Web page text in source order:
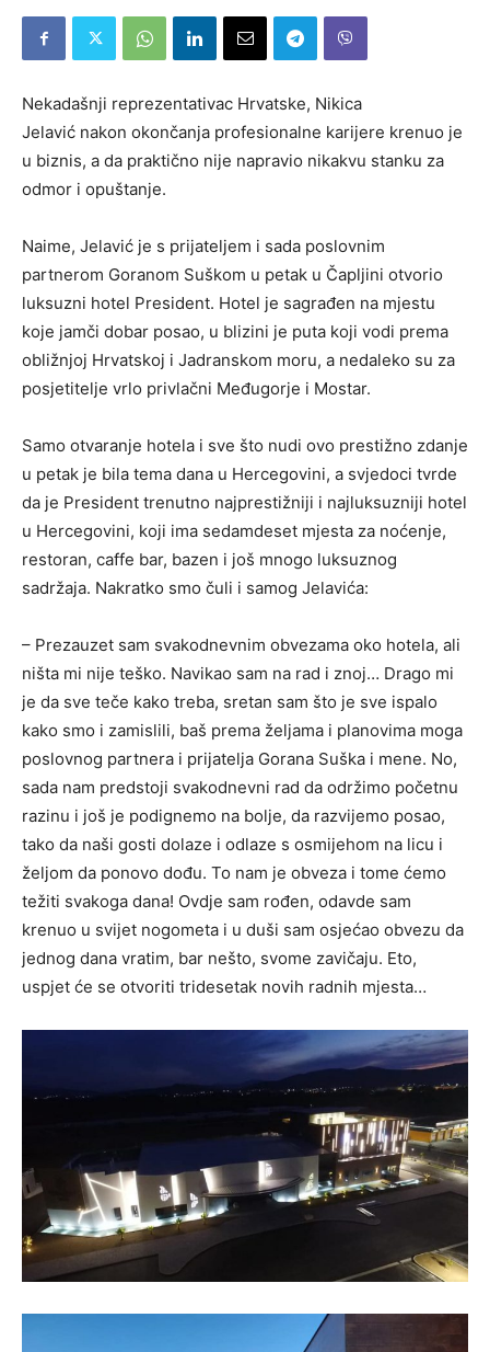
Nekadašnji reprezentativac Hrvatske, Nikica
Jelavić nakon okončanja profesionalne karijere krenuo je
u biznis, a da praktično nije napravio nikakvu stanku za
odmor i opuštanje.
Naime, Jelavić je s prijateljem i sada poslovnim
partnerom Goranom Suškom u petak u Čapljini otvorio
luksuzni hotel President. Hotel je sagrađen na mjestu
koje jamči dobar posao, u blizini je puta koji vodi prema
obližnjoj Hrvatskoj i Jadranskom moru, a nedaleko su za
posjetitelje vrlo privlačni Međugorje i Mostar.
Samo otvaranje hotela i sve što nudi ovo prestižno zdanje
u petak je bila tema dana u Hercegovini, a svjedoci tvrde
da je President trenutno najprestižniji i najluksuzniji hotel
u Hercegovini, koji ima sedamdeset mjesta za noćenje,
restoran, caffe bar, bazen i još mnogo luksuznog
sadržaja. Nakratko smo čuli i samog Jelavića:
– Prezauzet sam svakodnevnim obvezama oko hotela, ali
ništa mi nije teško. Navikao sam na rad i znoj… Drago mi
je da sve teče kako treba, sretan sam što je sve ispalo
kako smo i zamislili, baš prema željama i planovima moga
poslovnog partnera i prijatelja Gorana Suška i mene. No,
sada nam predstoji svakodnevni rad da održimo početnu
razinu i još je podignemo na bolje, da razvijemo posao,
tako da naši gosti dolaze i odlaze s osmijehom na licu i
željom da ponovo dođu. To nam je obveza i tome ćemo
težiti svakoga dana! Ovdje sam rođen, odavde sam
krenuo u svijet nogometa i u duši sam osjećao obvezu da
jednog dana vratim, bar nešto, svome zavičaju. Eto,
uspjet će se otvoriti tridesetak novih radnih mjesta…